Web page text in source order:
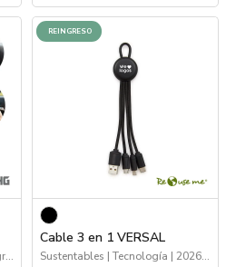
Tecnología | Viajes | 2026 Reingresos
REINGRESO
Cable 3 en 1 VERSAL
Sustentables | Tecnología | 2026 Reingresos